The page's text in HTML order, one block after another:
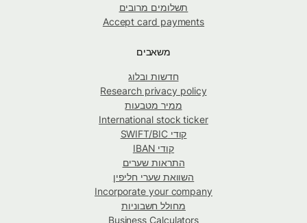
תשלומים מרובים
Accept card payments
משאבים
חדשות ובלוג
Research privacy policy
ממיר מטבעות
International stock ticker
קודי SWIFT/BIC
קודי IBAN
התראות שערים
השוואת שערי חליפין
Incorporate your company
מחולל חשבוניות
Business Calculators